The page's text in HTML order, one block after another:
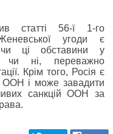
статті 56-ї 1-го
угоди є
ці обставини у
чи ні, переважно
Крім того, Росія є
ООН і може завадити
санкцій ООН за